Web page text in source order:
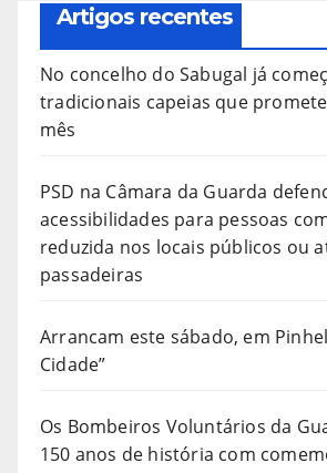
Artigos recentes
No concelho do Sabugal já
tradicionais capeias que
mês
PSD na Câmara da Guarda
acessibilidades para pessoas
reduzida nos locais públicos ou
passadeiras
Arrancam este sábado, em
Cidade”
Os Bombeiros Voluntários da
150 anos de história com